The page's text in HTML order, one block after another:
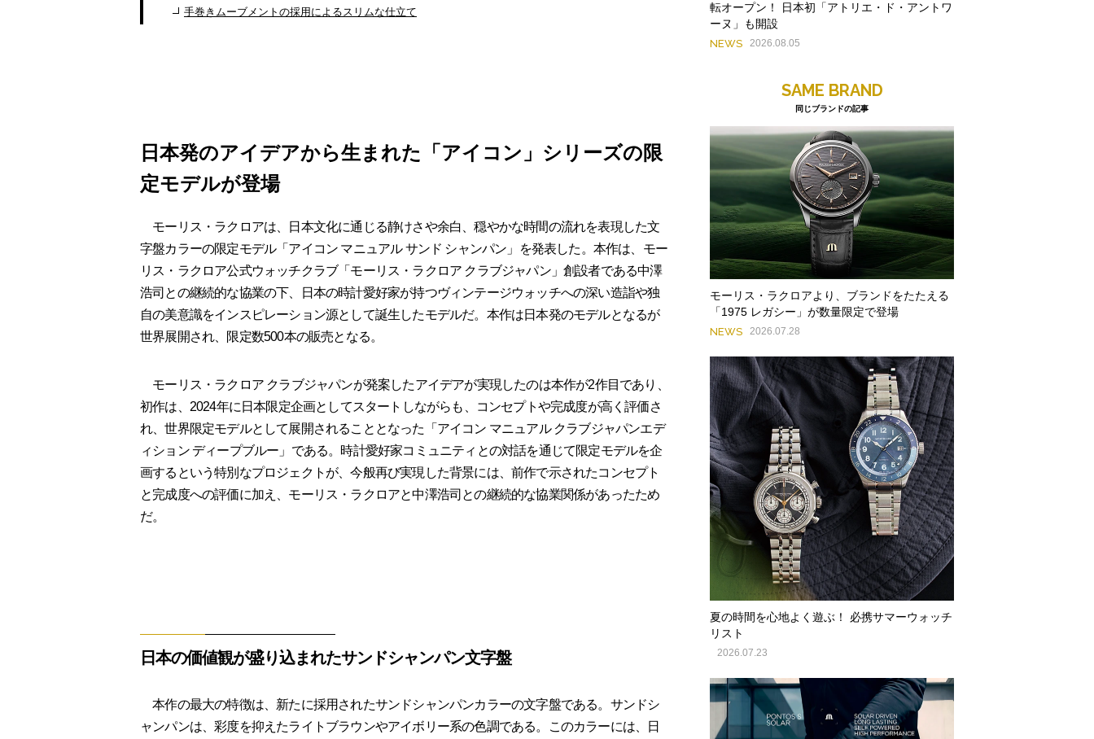
手巻きムーブメントの採用によるスリムな仕立て
日本発のアイデアから生まれた「アイコン」シリーズの限
定モデルが登場
モーリス・ラクロアは、日本文化に通じる静けさや余白、穏やかな時間の流れを表現した文
字盤カラーの限定モデル「アイコン マニュアル サンド シャンパン」を発表した。本作は、モー
リス・ラクロア公式ウォッチクラブ「モーリス・ラクロア クラブジャパン」創設者である中澤
浩司との継続的な協業の下、日本の時計愛好家が持つヴィンテージウォッチへの深い造詣や独
自の美意識をインスピレーション源として誕生したモデルだ。本作は日本発のモデルとなるが
世界展開され、限定数500本の販売となる。
モーリス・ラクロア クラブジャパンが発案したアイデアが実現したのは本作が2作目であり、
初作は、2024年に日本限定企画としてスタートしながらも、コンセプトや完成度が高く評価さ
れ、世界限定モデルとして展開されることとなった「アイコン マニュアル クラブジャパンエデ
ィション ディープブルー」である。時計愛好家コミュニティとの対話を通じて限定モデルを企
画するという特別なプロジェクトが、今般再び実現した背景には、前作で示されたコンセプト
と完成度への評価に加え、モーリス・ラクロアと中澤浩司との継続的な協業関係があったため
だ。
日本の価値観が盛り込まれたサンドシャンパン文字盤
本作の最大の特徴は、新たに採用されたサンドシャンパンカラーの文字盤である。サンドシ
ャンパンは、彩度を抑えたライトブラウンやアイボリー系の色調である。このカラーには、日
転オープン！ 日本初「アトリエ・ド・アントワ
ーヌ」も開設
NEWS 2026.08.05
SAME BRAND
同じブランドの記事
モーリス・ラクロアより、ブランドをたたえる
「1975 レガシー」が数量限定で登場
NEWS 2026.07.28
夏の時間を心地よく遊ぶ！ 必携サマーウォッチ
リスト
2026.07.23